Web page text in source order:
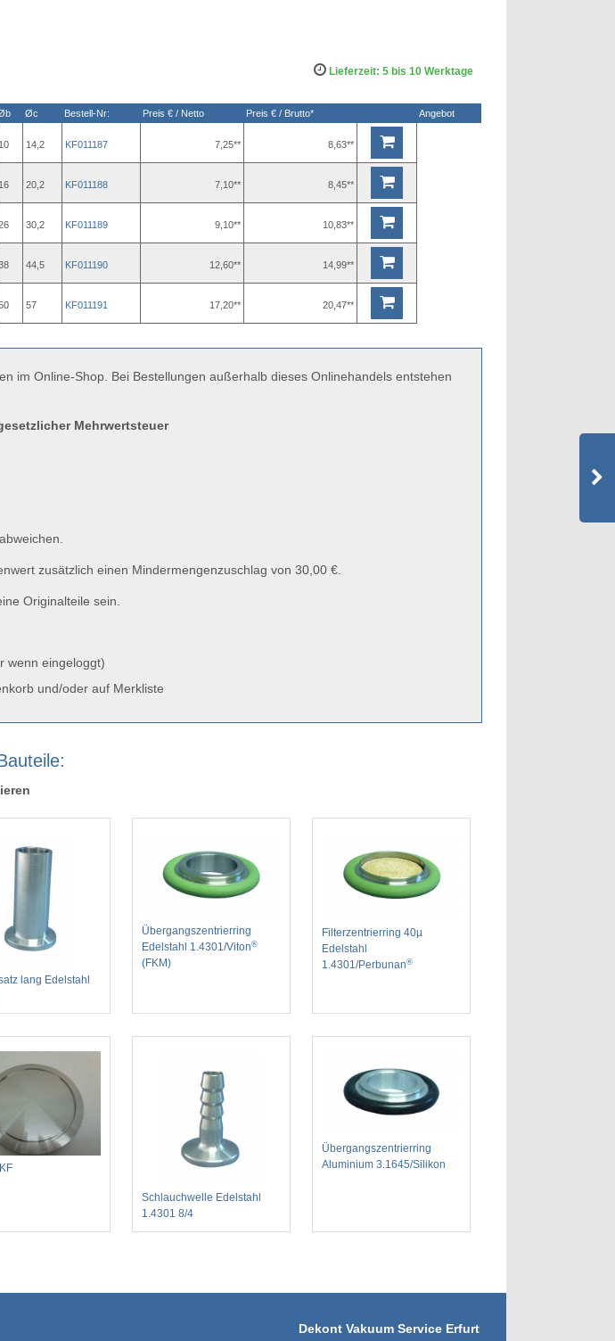
Lieferzeit: 5 bis 10 Werktage
Øc Bestell-Nr: Preis € / Netto Preis € / Brutto* Angebot
10 14,2 KF011187 7,25** 8,63**
16 20,2 KF011188 7,10** 8,45**
30,2 KF011189 9,10** 10,83**
44,5 KF011190 12,60** 14,99**
57 KF011191 17,20** 20,47**
im Online-Shop. Bei Bestellungen außerhalb dieses Onlinehandels entstehen
Mehrwertsteuer
zusätzlich einen Mindermengenzuschlag von 30,00 €.
Originalteile sein.
wenn eingeloggt)
und/oder auf Merkliste
lang Edelstahl
Übergangszentrierring
Edelstahl 1.4301/Viton®
(FKM)
Filterzentrierring 40µ
Edelstahl
1.4301/Perbunan®
Schlauchwelle Edelstahl
1.4301 8/4
Übergangszentrierring
Aluminium 3.1645/Silikon
Dekont Vakuum Service Erfurt